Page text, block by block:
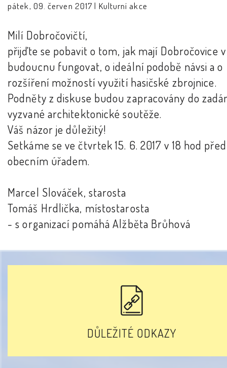
pátek, 09. červen 2017 | Kulturní akce
Milí Dobročovičtí,
přijďte se pobavit o tom, jak mají Dobročovice v
budoucnu fungovat, o ideální podobě návsi a o
rozšíření možností využití hasičské zbrojnice.
Podněty z diskuse budou zapracovány do
vyzvané architektonické soutěže.
Váš názor je důležitý!
Setkáme se ve čtvrtek 15. 6. 2017 v 18 hod před
obecním úřadem.
Marcel Slováček, starosta
Tomáš Hrdlička, místostarosta
- s organizací pomáhá Alžběta Brůhová
DŮLEŽITÉ ODKAZY